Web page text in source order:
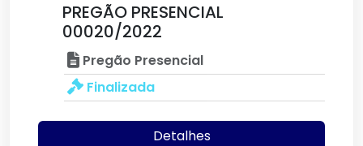
PREGÃO PRESENCIAL
00020/2022
Pregão Presencial
Finalizada
Detalhes